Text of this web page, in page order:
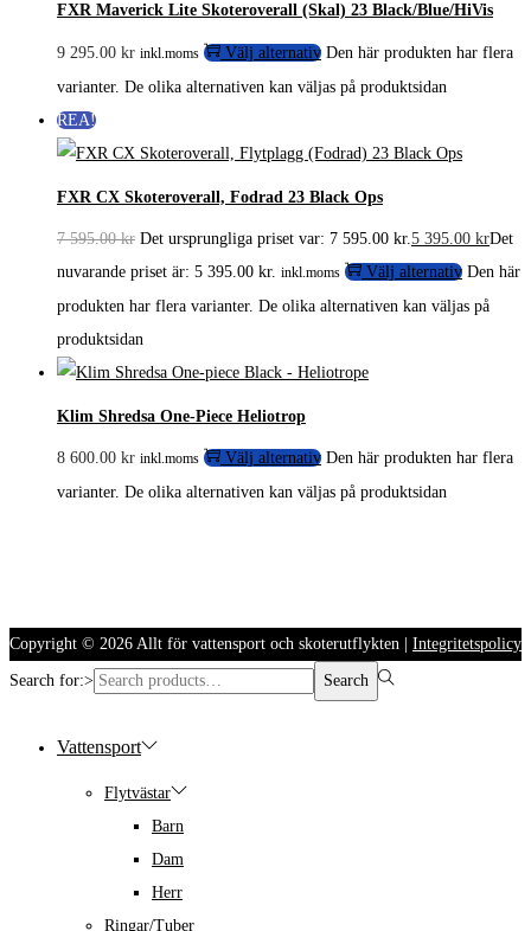
FXR Maverick Lite Skoteroverall (Skal) 23 Black/Blue/HiVis
9 295.00 kr inkl.moms Välj alternativ Den här produkten har flera
varianter. De olika alternativen kan väljas på produktsidan
REA!
FXR CX Skoteroverall, Fodrad 23 Black Ops
7 595.00kr Det ursprungliga priset var: 7 595.00 kr.5 395.00 krDet
nuvarande priset är: 5 395.00 kr. inkl.moms Välj alternativ Den här
produkten har flera varianter. De olika alternativen kan väljas på
produktsidan
Klim Shredsa One-Piece Heliotrop
8 600.00 kr inkl.moms Välj alternativ Den här produkten har flera
varianter. De olika alternativen kan väljas på produktsidan
Copyright © 2026 Allt för vattensport och skoterutflykten Integritetspolicy
Search for:> Search
Vattensport
Flytvästar
Barn
Dam
Herr
Ringar/Tuber